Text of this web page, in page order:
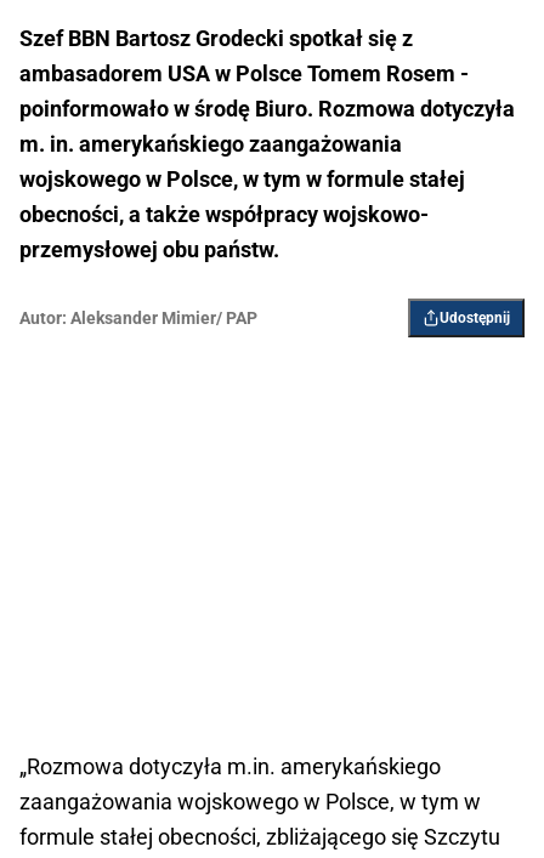
Szef BBN Bartosz Grodecki spotkał się z
ambasadorem USA w Polsce Tomem Rosem -
poinformowało w środę Biuro. Rozmowa dotyczyła
m. in. amerykańskiego zaangażowania
wojskowego w Polsce, w tym w formule stałej
obecności, a także współpracy wojskowo-
przemysłowej obu państw.
Autor: Aleksander Mimier/ PAP Udostępnij
„Rozmowa dotyczyła m.in. amerykańskiego
zaangażowania wojskowego w Polsce, w tym w
formule stałej obecności, zbliżającego się Szczytu